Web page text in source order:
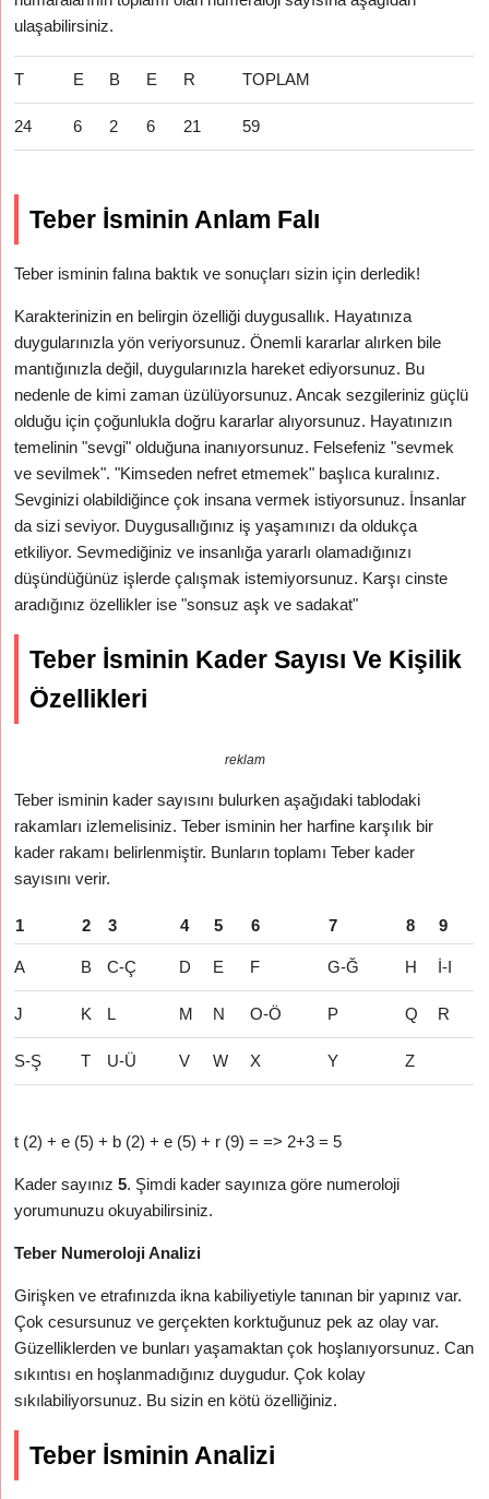
ulaşabilirsiniz.
T E B E R TOPLAM
24 6 2 6 21 59
Teber İsminin Anlam Falı
Teber isminin falına baktık ve sonuçları sizin için derledik!
Karakterinizin en belirgin özelliği duygusallık. Hayatınıza
duygularınızla yön veriyorsunuz. Önemli kararlar alırken bile
mantığınızla değil, duygularınızla hareket ediyorsunuz. Bu
nedenle de kimi zaman üzülüyorsunuz. Ancak sezgileriniz güçlü
olduğu için çoğunlukla doğru kararlar alıyorsunuz. Hayatınızın
temelinin "sevgi" olduğuna inanıyorsunuz. Felsefeniz "sevmek
ve sevilmek". "Kimseden nefret etmemek" başlıca kuralınız.
Sevginizi olabildiğince çok insana vermek istiyorsunuz. İnsanlar
da sizi seviyor. Duygusallığınız iş yaşamınızı da oldukça
etkiliyor. Sevmediğiniz ve insanlığa yararlı olamadığınızı
düşündüğünüz işlerde çalışmak istemiyorsunuz. Karşı cinste
aradığınız özellikler ise "sonsuz aşk ve sadakat"
Teber İsminin Kader Sayısı Ve Kişilik
Özellikleri
reklam
Teber isminin kader sayısını bulurken aşağıdaki tablodaki
rakamları izlemelisiniz. Teber isminin her harfine karşılık bir
kader rakamı belirlenmiştir. Bunların toplamı Teber kader
sayısını verir.
1 2 3 4 5 6 7 8 9
A B C-Ç D E F G-Ğ H İ-I
J K L M N O-Ö P Q R
S-Ş T U-Ü V W X Y Z
t (2) + e (5) + b (2) + e (5) + r (9) = => 2+3 = 5
Kader sayınız5. Şimdi kader sayınıza göre numeroloji
yorumunuzu okuyabilirsiniz.
Teber Numeroloji Analizi
Girişken ve etrafınızda ikna kabiliyetiyle tanınan bir yapınız var.
Çok cesursunuz ve gerçekten korktuğunuz pek az olay var.
Güzelliklerden ve bunları yaşamaktan çok hoşlanıyorsunuz. Can
sıkıntısı en hoşlanmadığınız duygudur. Çok kolay
sıkılabiliyorsunuz. Bu sizin en kötü özelliğiniz.
Teber İsminin Analizi